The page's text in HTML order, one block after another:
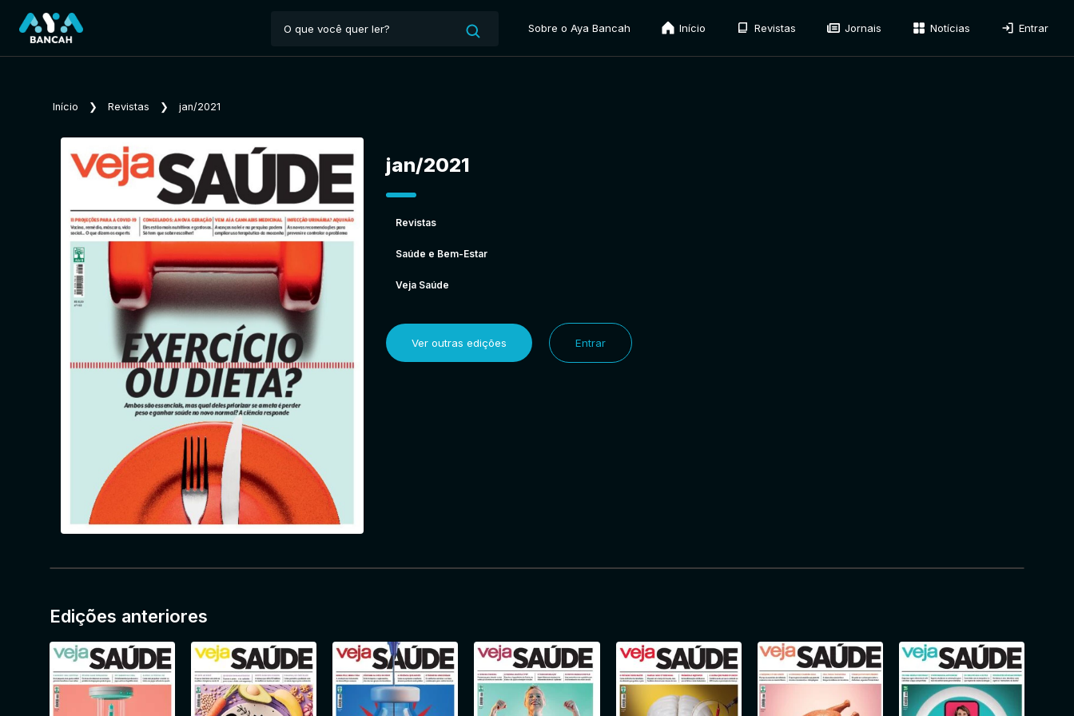
Sobre o Aya Bancah Início Revistas Jornais Notícias Entrar
Início ❯ Revistas ❯ jan/2021
jan/2021
Revistas
Saúde e Bem-Estar
Veja Saúde
Ver outras edições Entrar
Edições anteriores